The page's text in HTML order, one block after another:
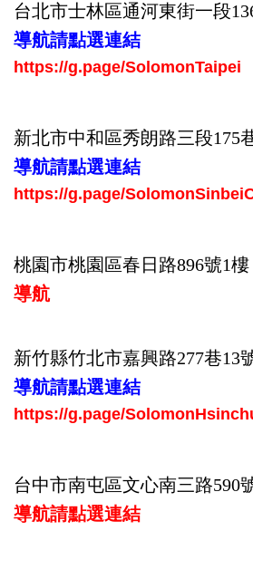
台北市士林區通河東街一段
導航請點選連結
https://g.page/SolomonTaipei
新北市中和區秀朗路三段175
導航請點選連結
https://g.page/
桃園市桃園區春日路896號1樓
導航
新竹縣竹北市嘉興路277巷13
導航請點選連結
https://g.page/
台中市南屯區文心南三路590
導航請點選連結